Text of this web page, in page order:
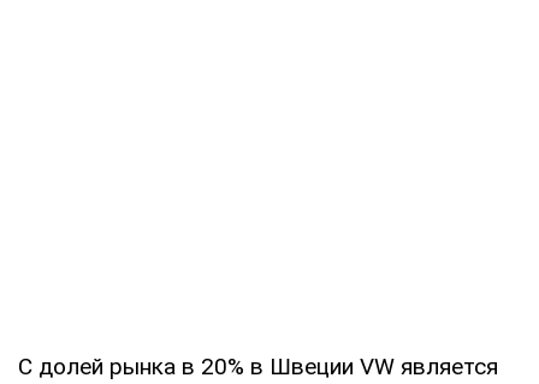
С долей рынка в 20% в Швеции VW является